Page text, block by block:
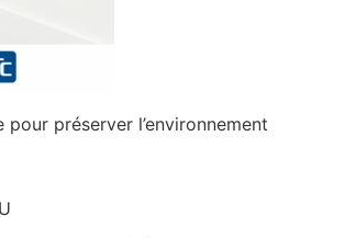
préserver l’environnement